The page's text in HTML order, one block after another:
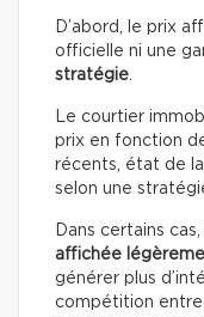
D’abord, le prix
officielle ni une
stratégie.
Le courtier
prix en fonction
récents, état de
selon une
Dans certains
affichée
générer plus
compétition entre